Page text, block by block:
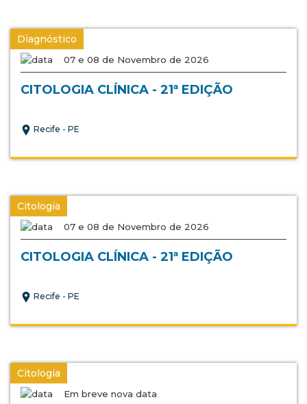
Diagnóstico
07 e 08 de Novembro de 2026
CITOLOGIA CLÍNICA - 21ª EDIÇÃO
Recife - PE
Citologia
07 e 08 de Novembro de 2026
CITOLOGIA CLÍNICA - 21ª EDIÇÃO
Recife - PE
Citologia
Em breve nova data